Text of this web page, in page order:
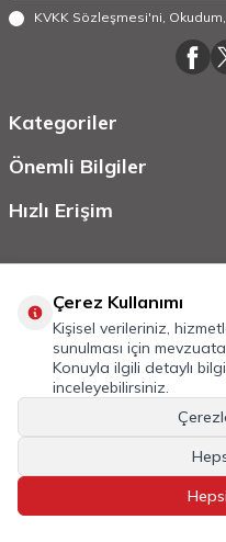
KVKK Sözleşmesi'ni,
Kategoriler
Önemli Bilgiler
Hızlı Erişim
Tüm Hakkı
E-Ticaret
Çerez Kullanımı
Kişisel verileriniz,
sunulması için
Konuyla ilgili detaylı
inceleyebilirsiniz.